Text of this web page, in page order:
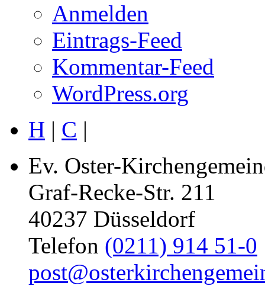
Anmelden
Eintrags-Feed
Kommentar-Feed
WordPress.org
H | C |
Ev. Oster-
Graf-Recke-Str. 211
40237 Düsseldorf
Telefon (0211) 914 51-0